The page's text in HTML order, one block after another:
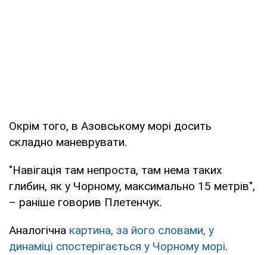
Окрім того, в Азовському морі досить
складно маневрувати.
"Навігація там непроста, там нема таких
глибин, як у Чорному, максимально 15 метрів",
– раніше говорив Плетенчук.
Аналогічна картина, за його словами, у
динаміці спостерігається у Чорному морі.